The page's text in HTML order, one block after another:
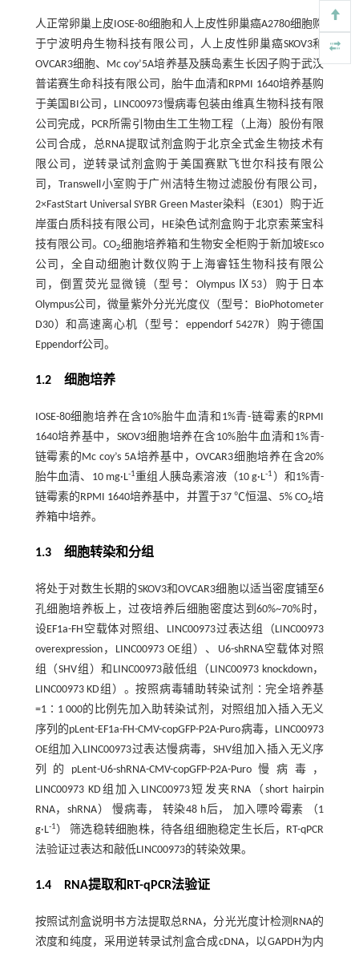
人正常卵巢上皮IOSE-80细胞和人上皮性卵巢癌A2780细胞购
于宁波明舟生物科技有限公司，人上皮性卵巢癌SKOV3和
OVCAR3细胞、Mc coy’5A培养基及胰岛素生长因子购于武汉
普诺赛生命科技有限公司，胎牛血清和RPMI 1640培养基购
于美国BI公司，LINC00973慢病毒包装由维真生物科技有限
公司完成，PCR所需引物由生工生物工程（上海）股份有限
公司合成，总RNA提取试剂盒购于北京全式金生物技术有
限公司，逆转录试剂盒购于美国赛默飞世尔科技有限公
司，Transwell小室购于广州洁特生物过滤股份有限公司，
2×FastStart Universal SYBR Green Master染料（E301）购于近
岸蛋白质科技有限公司，HE染色试剂盒购于北京索莱宝科
技有限公司。CO2细胞培养箱和生物安全柜购于新加坡Esco
公司，全自动细胞计数仪购于上海睿钰生物科技有限公
司，倒置荧光显微镜（型号：Olympus Ⅸ53）购于日本
Olympus公司，微量紫外分光光度仪（型号：BioPhotometer
D30）和高速离心机（型号：eppendorf 5427R）购于德国
Eppendorf公司。
1.2 细胞培养
IOSE-80细胞培养在含10%胎牛血清和1%青-链霉素的RPMI
1640培养基中，SKOV3细胞培养在含10%胎牛血清和1%青-
链霉素的Mc coy’s 5A培养基中，OVCAR3细胞培养在含20%
胎牛血清、10 mg·L-1重组人胰岛素溶液（10 g·L-1 ）和1%青-
链霉素的RPMI 1640培养基中，并置于37 ℃恒温、5% CO2培
养箱中培养。
1.3 细胞转染和分组
将处于对数生长期的SKOV3和OVCAR3细胞以适当密度铺至6
孔细胞培养板上，过夜培养后细胞密度达到60%~70%时，
设EF1a-FH空载体对照组、LINC00973过表达组（LINC00973
overexpression，LINC00973 OE组）、U6-shRNA空载体对照
组（SHV组）和LINC00973敲低组（LINC00973 knockdown，
LINC00973 KD组）。按照病毒辅助转染试剂∶完全培养基
=1∶1 000的比例先加入助转染试剂，对照组加入插入无义
序列的pLent-EF1a-FH-CMV-copGFP-P2A-Puro病毒，LINC00973
OE组加入LINC00973过表达慢病毒，SHV组加入插入无义序
列的pLent-U6-shRNA-CMV-copGFP-P2A-Puro慢病毒，
LINC00973 KD组加入LINC00973短发夹RNA（short hairpin
RNA，shRNA） 慢病毒， 转染48 h后， 加入嘌呤霉素 （1
g·L-1） 筛选稳转细胞株，待各组细胞稳定生长后，RT-qPCR
法验证过表达和敲低LINC00973的转染效果。
1.4 RNA提取和RT-qPCR法验证
按照试剂盒说明书方法提取总RNA，分光光度计检测RNA的
浓度和纯度，采用逆转录试剂盒合成cDNA，以GAPDH为内